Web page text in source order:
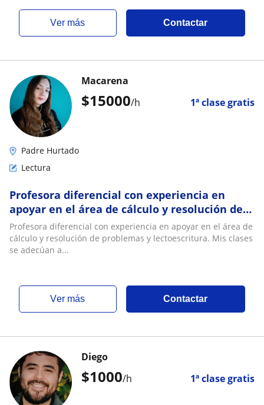
ver más Contactar
$15000/h 1ª clase gratis
Macarena
Padre Hurtado
Lectura
Profesora diferencial con experiencia en
apoyar en el área de cálculo y resolución de
problemas y lectoescritura. Mis clases se
adecúan a cada estudiante, a sus
características y necesidades de apoyo
Profesora diferencial con experiencia en apoyar en el área de
cálculo y resolución de problemas y lectoescritura. Mis clases
se adecúan a...
ver más Contactar
$1000/h 1ª clase gratis
Diego